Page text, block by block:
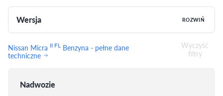
Wersja ROZWIŃ
Nissan Micra II FL Benzyna - pełne dane
techniczne
Wyczyść
filtry
Nadwozie